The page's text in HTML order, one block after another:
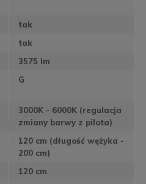
tak
tak
3575 lm
G
3000K - 6000K (regulacja
zmiany barwy z pilota)
120 cm (długość wężyka -
200 cm)
120 cm